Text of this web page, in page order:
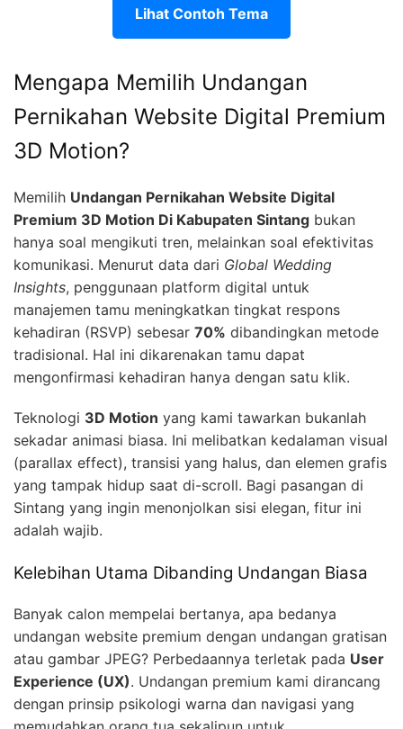
Lihat Contoh Tema
Mengapa Memilih Undangan
Pernikahan Website Digital Premium
3D Motion?
Memilih Undangan Pernikahan Website Digital
Premium 3D Motion Di Kabupaten Sintang bukan
hanya soal mengikuti tren, melainkan soal efektivitas
komunikasi. Menurut data dari Global Wedding
Insights, penggunaan platform digital untuk
manajemen tamu meningkatkan tingkat respons
kehadiran (RSVP) sebesar 70% dibandingkan metode
tradisional. Hal ini dikarenakan tamu dapat
mengonfirmasi kehadiran hanya dengan satu klik.
Teknologi 3D Motion yang kami tawarkan bukanlah
sekadar animasi biasa. Ini melibatkan kedalaman visual
(parallax effect), transisi yang halus, dan elemen grafis
yang tampak hidup saat di-scroll. Bagi pasangan di
Sintang yang ingin menonjolkan sisi elegan, fitur ini
adalah wajib.
Kelebihan Utama Dibanding Undangan Biasa
Banyak calon mempelai bertanya, apa bedanya
undangan website premium dengan undangan gratisan
atau gambar JPEG? Perbedaannya terletak pada User
Experience (UX). Undangan premium kami dirancang
dengan prinsip psikologi warna dan navigasi yang